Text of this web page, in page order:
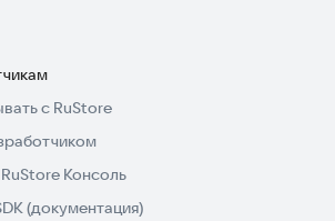
с RuStore
Консоль
(документация)